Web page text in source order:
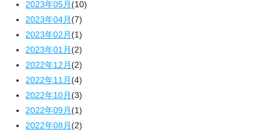
2023年05月(10)
2023年04月(7)
2023年02月(1)
2023年01月(2)
2022年12月(2)
2022年11月(4)
2022年10月(3)
2022年09月(1)
2022年08月(2)